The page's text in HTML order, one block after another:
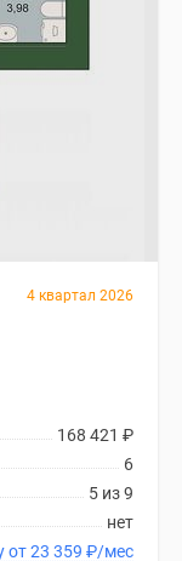
4 квартал 2026
168 421 ₽
6
5 из 9
нет
В ипотеку от 23 359 ₽/мес